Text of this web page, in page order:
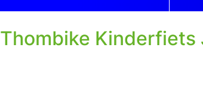
Thombike Kinderfiets